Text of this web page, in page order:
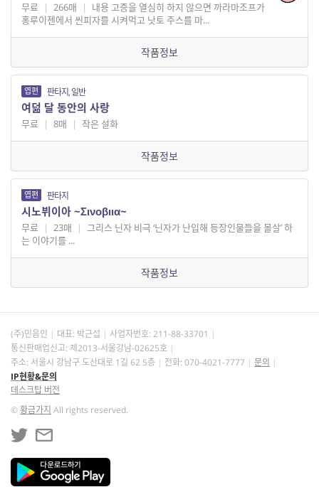
무료 | 266매 |
내용 고증을 열심히 하지 않으면 까라마조프가
홍루이젠에서 씬피자를 시켜먹고 낫토 주스를 마...
작품정보
엽편 판타지, 일반
여덞 달 동안의 사랑
무료 | 8매 | 작은 설화
작품정보
엽편 판타지
시노뷔이아 ~Σινοβιια~
무료 | 23매 | 그리스 닌자 비극 ‘닌자가 난입해 등장인물들을 몰살’ 하
는 이야기를 ...
작품정보
(주)민음인 대표: 박근섭 사업자번호: 211-88-33701
통신판매업신고: 제2013-서울강남-02625호
주소: 서울시 강남구 도산대로 1길 62 5층
전화: 070-4021-7777
문의
IP현황&문의
데스크탑 버전
©황금가지 All rights reserved.